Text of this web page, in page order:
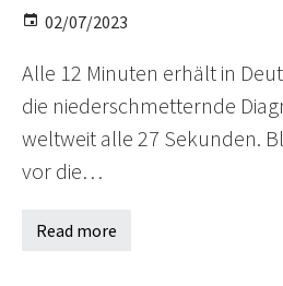
02/07/2023
Alle 12 Minuten erhält in
die niederschmetternde
weltweit alle 27 Sekunden.
vor die…
Read more